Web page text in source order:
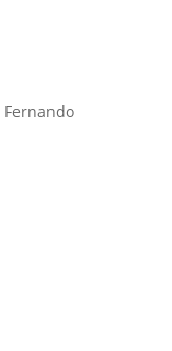
Fernando